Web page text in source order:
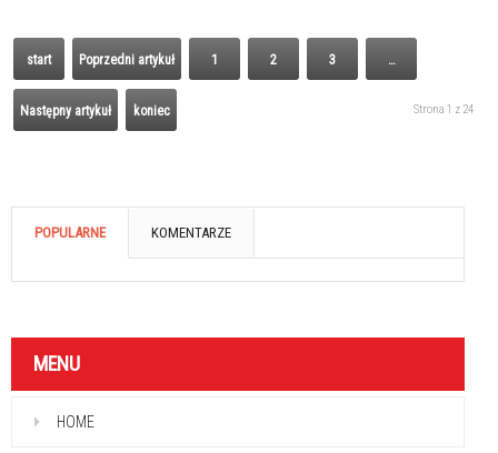
start Poprzedni artykuł 1 2 3 …
Następny artykuł koniec Strona 1 z 24
POPULARNE KOMENTARZE
MENU
HOME